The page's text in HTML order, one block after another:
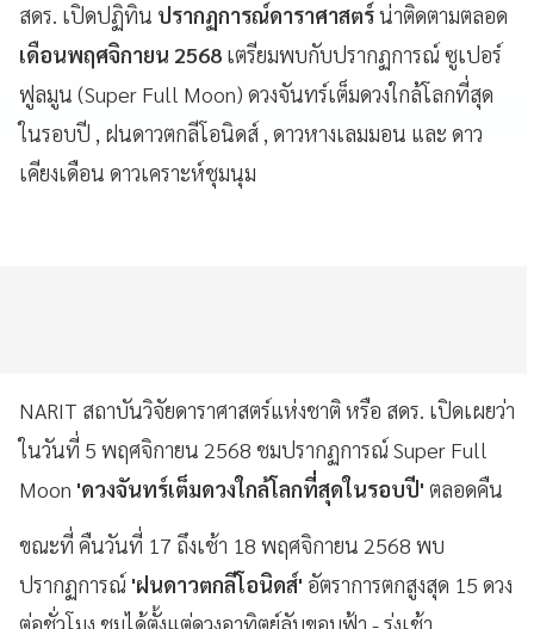
สดร. เปิดปฏิทิน ปรากฏการณ์ดาราศาสตร์น่าติดตามตลอด
เดือนพฤศจิกายน 2568 เตรียมพบกับปรากฏการณ์ ซูเปอร์
ฟูลมูน (Super Full Moon) ดวงจันทร์เต็มดวงใกล้โลกที่สุด
ในรอบปี , ฝนดาวตกลีโอนิดส์ , ดาวหางเลมมอน และ ดาว
เคียงเดือน ดาวเคราะห์ชุมนุม
NARIT สถาบันวิจัยดาราศาสตร์แห่งชาติ หรือ สดร. เปิดเผยว่า
ในวันที่ 5 พฤศจิกายน 2568 ชมปรากฏการณ์ Super Full
Moon 'ดวงจันทร์เต็มดวงใกล้โลกที่สุดในรอบปี' ตลอดคืน
ขณะที่ คืนวันที่ 17 ถึงเช้า 18 พฤศจิกายน 2568 พบ
ปรากฏการณ์ 'ฝนดาวตกลีโอนิดส์' อัตราการตกสูงสุด 15 ดวง